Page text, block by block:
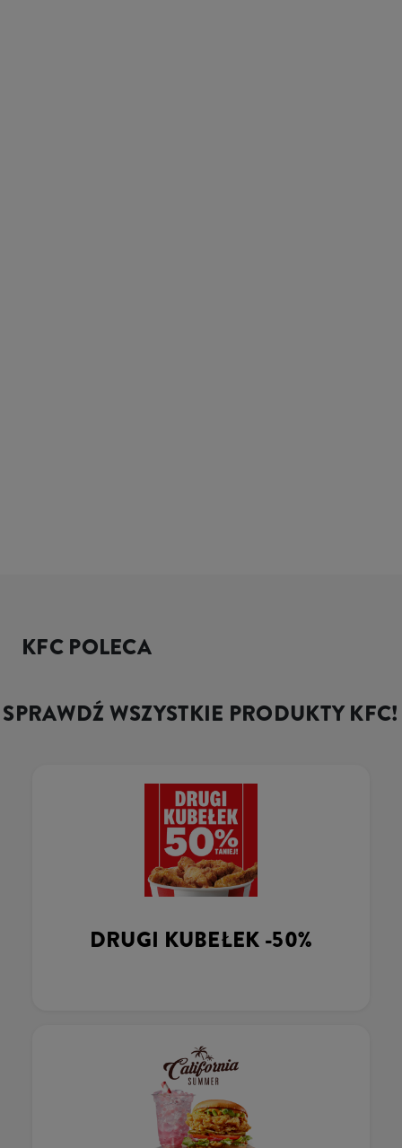
KFC POLECA
SPRAWDŹ WSZYSTKIE PRODUKTY KFC!
DRUGI KUBEŁEK -50%